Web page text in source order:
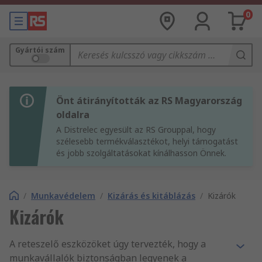
0
Gyártói szám
Önt átirányították az RS Magyarország
oldalra
A Distrelec egyesült az RS Grouppal, hogy
szélesebb termékválasztékot, helyi támogatást
és jobb szolgáltatásokat kínálhasson Önnek.
/ Munkavédelem / Kizárás és kitáblázás / Kizárók
Kizárók
A reteszelő eszközöket úgy tervezték, hogy a
munkavállalók biztonságban legyenek a